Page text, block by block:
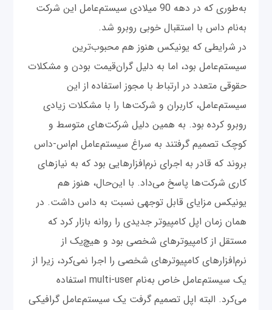
به‌طوری که در دهه 90 میلادی سیستم‌عامل این شرکت
به‌نام داس با استقبال خوبی روبرو شد.
در شرایطی که یونیکس هنوز هم محبوب‌ترین
سیستم‌عامل بود، اما به دلیل گران‌قیمت بودن و مشکلات
حقوقی متعدد در ارتباط با مجوز استفاده از این
سیستم‌عامل، کاربران و شرکت‌ها را با مشکلات زیادی
روبرو کرده بود. به همین دلیل شرکت‌های متوسط و
کوچک تصمیم گرفتند به سراغ سیستم‌عامل ام‌‌اس-داس
بروند که قادر به اجرای نرم‌افزارهایی بود که به نیازهای
کاری شرکت‌ها پاسخ می‌داد. با این‌حال، هنوز هم
یونیکس مزایای قابل توجهی نسبت به داس داشت. در
همان زمان اپل کامپیوتر جدیدی را روانه بازار کرد که
مستقل از کامپیوترهای شخصی بود و هیچ‌یک از
نرم‌افزارهای کامپیوترهای شخصی را اجرا نمی‌کرد، زیرا از
یک سیستم‌عامل خاص به‌نام multi-user استفاده
می‌کرد. البته اپل تصمیم گرفت یک سیستم‌عامل گرافیکی